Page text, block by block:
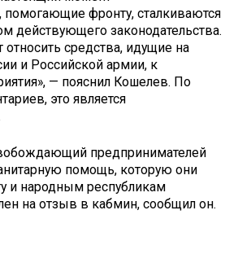
помогающие фронту, сталкиваются
действующего законодательства.
относить средства, идущие на
и Российской армии, к
— пояснил Кошелев. По
это является
предпринимателей
помощь, которую они
и народным республикам
на отзыв в кабмин, сообщил он.